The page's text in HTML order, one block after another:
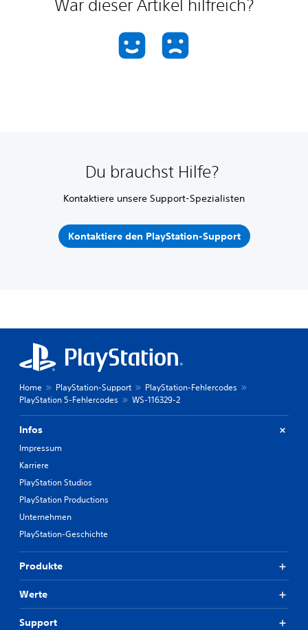
War dieser Artikel hilfreich?
Du brauchst Hilfe?
Kontaktiere unsere Support-Spezialisten
Kontaktiere den PlayStation-Support
Home PlayStation-Support
PlayStation-Fehlercodes
PlayStation 5-Fehlercodes
WS-116329-2
Infos
Impressum
Karriere
PlayStation Studios
PlayStation Productions
Unternehmen
PlayStation-Geschichte
Produkte
Werte
Support